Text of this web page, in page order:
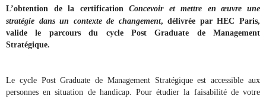
L’obtention de la certificationConcevoir et mettre en œuvre
une
stratégie dans un contexte de changement, délivrée par HEC Paris,
valide le parcours du cycle Post Graduate de Management
Stratégique.
Le cycle Post Graduate de Management Stratégique est accessible aux
personnes en situation de handicap. Pour étudier la faisabilité de votre